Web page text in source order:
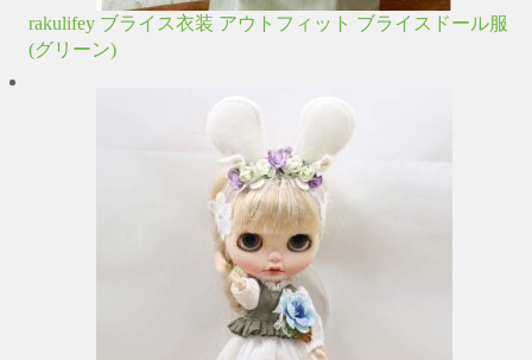
rakulifey ブライス衣装 アウトフィット ブライスドール服
(グリーン)